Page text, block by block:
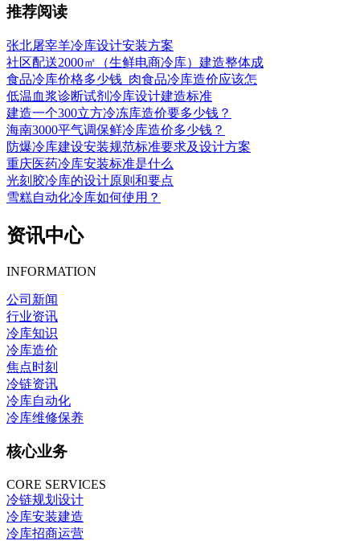
推荐阅读
张北屠宰羊冷库设计安装方案
社区配送2000㎡（生鲜电商冷库）建造整体成
食品冷库价格多少钱_肉食品冷库造价应该怎
低温血浆诊断试剂冷库设计建造标准
建造一个300立方冷冻库造价要多少钱？
海南3000平气调保鲜冷库造价多少钱？
防爆冷库建设安装规范标准要求及设计方案
重庆医药冷库安装标准是什么
光刻胶冷库的设计原则和要点
雪糕自动化冷库如何使用？
资讯中心
INFORMATION
公司新闻
行业资讯
冷库知识
冷库造价
焦点时刻
冷链资讯
冷库自动化
冷库维修保养
核心业务
CORE SERVICES
冷链规划设计
冷库安装建造
冷库招商运营